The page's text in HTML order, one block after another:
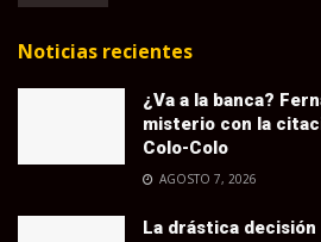
Noticias recientes
¿Va a la banca?
misterio con la
Colo-Colo
AGOSTO 7, 2026
La drástica